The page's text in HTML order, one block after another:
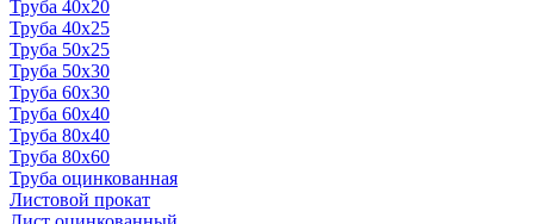
Труба 40x20
Труба 40x25
Труба 50x25
Труба 50x30
Труба 60x30
Труба 60x40
Труба 80x40
Труба 80x60
Труба оцинкованная
Листовой прокат